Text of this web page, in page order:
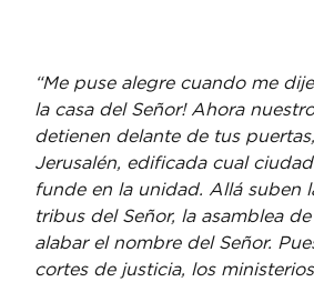
“Me puse alegre cuando me
la casa del Señor! Ahora
detienen delante de tus
Jerusalén, edificada cual
funde en la unidad. Allá suben
tribus del Señor, la asamblea
alabar el nombre del Señor.
cortes de justicia, los